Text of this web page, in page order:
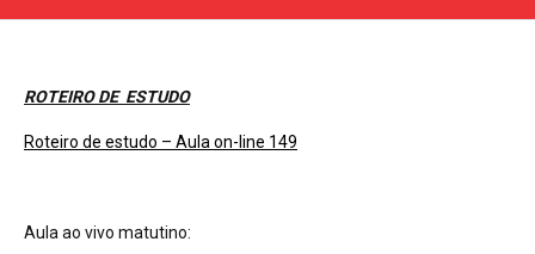
ROTEIRO DE ESTUDO
Roteiro de estudo – Aula on-line 149
Aula ao vivo matutino: